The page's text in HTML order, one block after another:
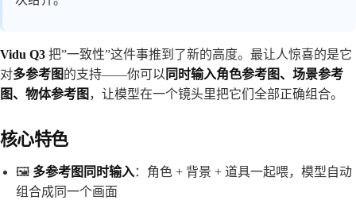
Vidu Q3 把”一致性”这件事推到了新的高度。最让人惊喜的是它
对多参考图的支持——你可以 同时输入角色参考图、场景参考
图、物体参考图 ，让模型在一个镜头里把它们全部正确组合。
核心特色
🖼️ 多参考图同时输入：角色 + 背景 + 道具一起喂，模型自动
组合成同一个画面